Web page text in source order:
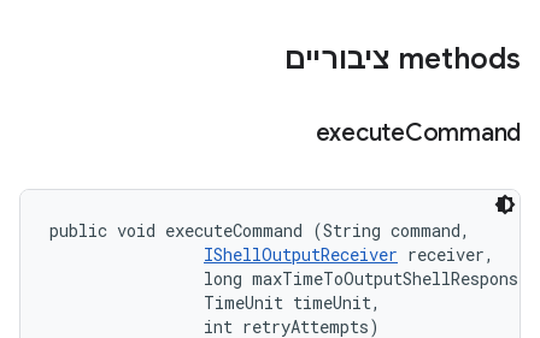
‫methods ציבוריים
executeCommand
public void executeCommand (String command,
IShellOutputReceiver receiver,
long
                TimeUnit timeUnit,
                int retryAttempts)